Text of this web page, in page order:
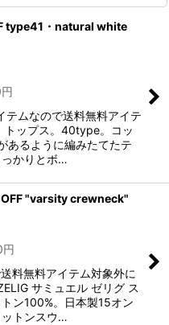
type41・natural white
円
テムなので送料無料アイテ
トップス。40type。コッ
あるように編みたてたテ
っかりとボ…
"varsity crewneck"
円
料無料アイテム対象外に
サミュエル ゼリグ ス
ン100%。日本製15オン
ットンスウ…